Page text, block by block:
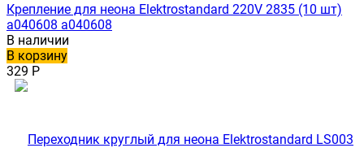
Крепление для неона Elektrostandard 220V 2835 (10 шт)
a040608 a040608
В наличии
В корзину
329 Р